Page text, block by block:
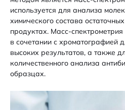
используется для анализа
химического состава
продуктах. Масс-
в сочетании с хроматографией
высоких результатов, а также
количественного анализа
образцах.